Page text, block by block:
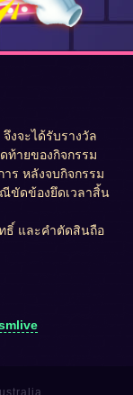
งจะได้รับรางวัล
ท้ายของกิจกรรม
ร หลังจบกิจกรรม
ขัดข้องยึดเวลาสิ้น
ธิ์ และคำตัดสินถือ